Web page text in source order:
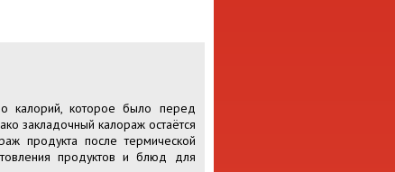
калорий, которое было перед
закладочный калораж остаётся
продукта после термической
продуктов и блюд для